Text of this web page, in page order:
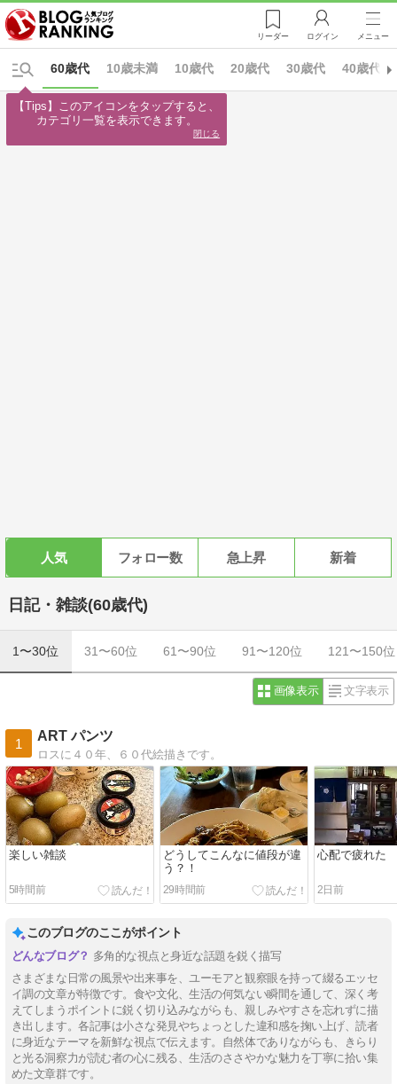
リーダー ログイン メニュー
10歳未満 10歳代 20歳代 30歳代 40歳代
60歳代
人気 フォロー数 急上昇 新着
日記・雑談(60歳代)
1〜30位 31〜60位 61〜90位 91〜120位 121〜150位
画像表示 文字表示
1
ART パンツ
ロスに４０年、６０代絵描きです。
楽しい雑談
5時間前
どうしてこんなに値段が違
う？！
29時間前
心配で疲れた
2日前
このブログのここがポイント
多角的な視点と身近な話題を鋭く描写
さまざまな日常の風景や出来事を、ユーモアと観察眼を持って綴るエッセ
イ調の文章が特徴です。食や文化、生活の何気ない瞬間を通して、深く考
えてしまうポイントに鋭く切り込みながらも、親しみやすさを忘れずに描
き出します。各記事は小さな発見やちょっとした違和感を掬い上げ、読者
に身近なテーマを新鮮な視点で伝えます。自然体でありながらも、きらり
と光る洞察力が読む者の心に残る、生活のささやかな魅力を丁寧に拾い集
めた文章群です。
【Tips】このアイコンをタップすると、
カテゴリ一覧を表示できます。
閉じる